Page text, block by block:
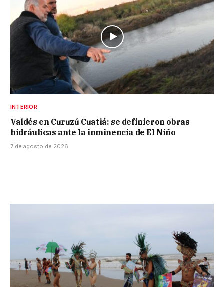
INTERIOR
Valdés en Curuzú Cuatiá: se definieron obras
hidráulicas ante la inminencia de El Niño
7 de agosto de 2026